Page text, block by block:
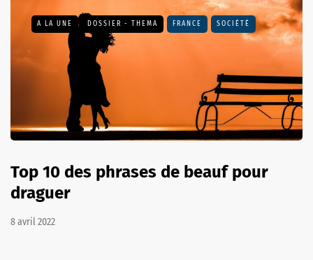
A LA UNE DOSSIER - THEMA FRANCE SOCIÉTÉ
Top 10 des phrases de beauf pour
draguer
8 avril 2022